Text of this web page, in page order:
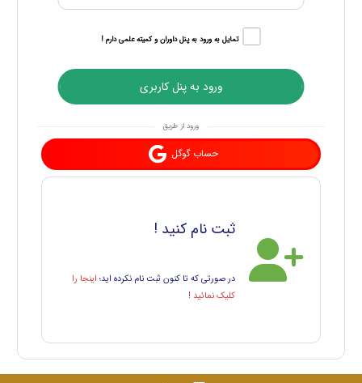
تمایل به ورود به پنل داوران و کمیته علمی دارم !
ورود به پنل کاربری
ورود از طریق
حساب گوگل
ثبت نام کنید !
در صورتی که تا کنون ثبت نام نکرده اید؛ اینجا را
کلیک نمائید !